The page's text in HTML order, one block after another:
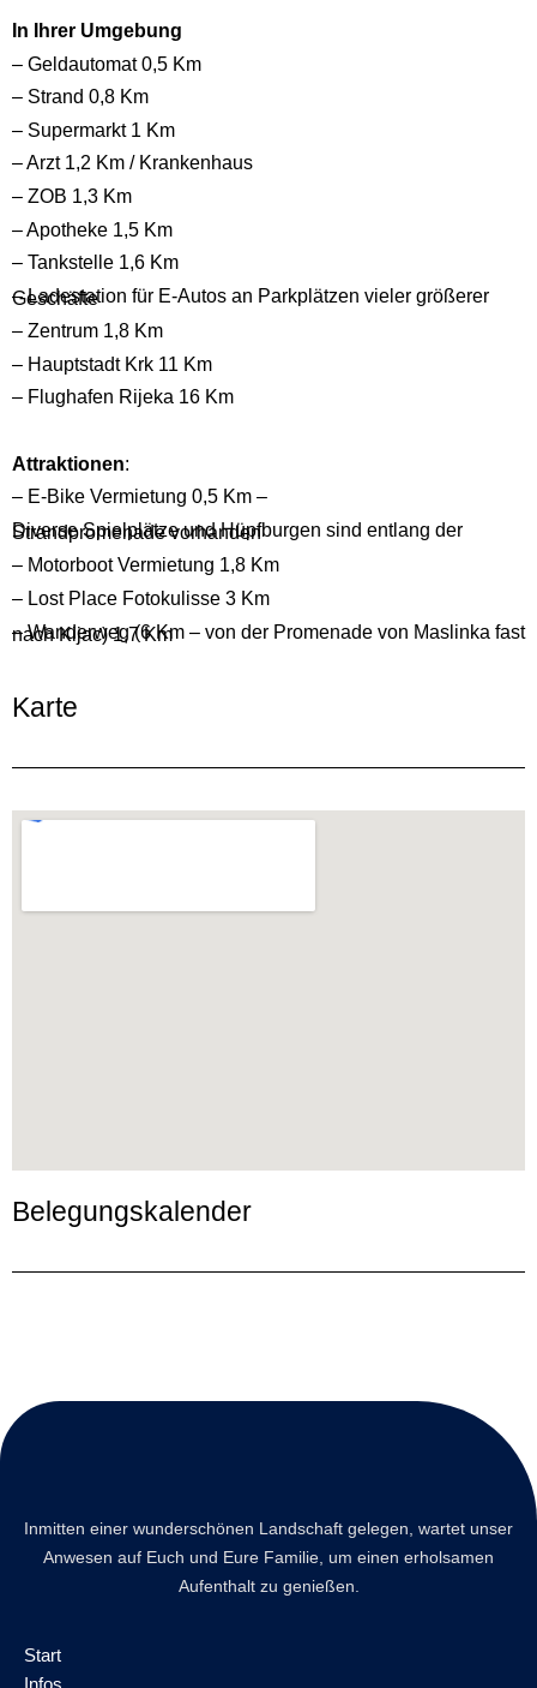
In Ihrer Umgebung
– Geldautomat 0,5 Km
– Strand 0,8 Km
– Supermarkt 1 Km
– Arzt 1,2 Km / Krankenhaus
– ZOB 1,3 Km
– Apotheke 1,5 Km
– Tankstelle 1,6 Km
– Ladestation für E-Autos an Parkplätzen vieler größerer Geschäfte
– Zentrum 1,8 Km
– Hauptstadt Krk 11 Km
– Flughafen Rijeka 16 Km
Attraktionen:
– E-Bike Vermietung 0,5 Km –
Diverse Spielplätze und Hüpfburgen sind entlang der Strandpromenade vorhanden
– Motorboot Vermietung 1,8 Km
– Lost Place Fotokulisse 3 Km
– Wanderweg (6 Km – von der Promenade von Maslinka fast nach Kijac) 1,7 Km
Karte
Belegungskalender
Inmitten einer wunderschönen Landschaft gelegen, wartet unser
Anwesen auf Euch und Eure Familie, um einen erholsamen
Aufenthalt zu genießen.
Start